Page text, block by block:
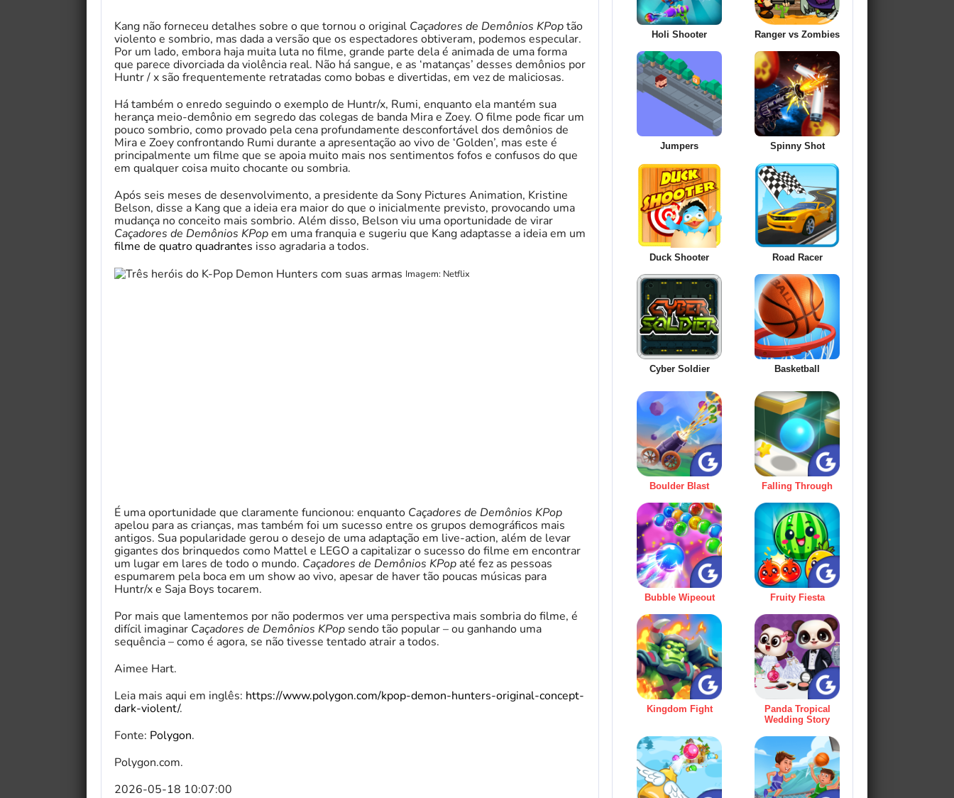
Kang não forneceu detalhes sobre o que tornou o original Caçadores de Demônios KPoptão
violento e sombrio, mas dada a versão que os espectadores obtiveram, podemos especular.
Por um lado, embora haja muita luta no filme, grande parte dela é animada de uma forma
que parece divorciada da violência real. Não há sangue, e as ‘matanças’ desses demônios por
Huntr / x são frequentemente retratadas como bobas e divertidas, em vez de maliciosas.
Há também o enredo seguindo o exemplo de Huntr/x, Rumi, enquanto ela mantém sua
herança meio-demônio em segredo das colegas de banda Mira e Zoey. O filme pode ficar um
pouco sombrio, como provado pela cena profundamente desconfortável dos demônios de
Mira e Zoey confrontando Rumi durante a apresentação ao vivo de ‘Golden’, mas este é
principalmente um filme que se apoia muito mais nos sentimentos fofos e confusos do que
em qualquer coisa muito chocante ou sombria.
Após seis meses de desenvolvimento, a presidente da Sony Pictures Animation, Kristine
Belson, disse a Kang que a ideia era maior do que o inicialmente previsto, provocando uma
mudança no conceito mais sombrio. Além disso, Belson viu uma oportunidade de virar
Caçadores de Demônios KPopem uma franquia e sugeriu que Kang adaptasse a ideia em um
filme de quatro quadrantes isso agradaria a todos.
Imagem: Netflix
É uma oportunidade que claramente funcionou: enquanto Caçadores de Demônios KPop
apelou para as crianças, mas também foi um sucesso entre os grupos demográficos mais
antigos. Sua popularidade gerou o desejo de uma adaptação em live-action, além de levar
gigantes dos brinquedos como Mattel e LEGO a capitalizar o sucesso do filme em encontrar
um lugar em lares de todo o mundo. Caçadores de Demônios KPop até fez as pessoas
espumarem pela boca em um show ao vivo, apesar de haver tão poucas músicas para
Huntr/x e Saja Boys tocarem.
Por mais que lamentemos por não podermos ver uma perspectiva mais sombria do filme, é
difícil imaginar Caçadores de Demônios KPop sendo tão popular – ou ganhando uma
sequência – como é agora, se não tivesse tentado atrair a todos.
Aimee Hart.
Leia mais aqui em inglês: https://www.polygon.com/kpop-demon-hunters-original-concept-
dark-violent/.
Fonte: Polygon.
Polygon.com.
2026-05-18 10:07:00
Holi Shooter Ranger vs Zombies
Jumpers Spinny Shot
Duck Shooter Road Racer
Cyber Soldier Basketball
Boulder Blast Falling Through
Bubble Wipeout Fruity Fiesta
Kingdom Fight
Panda Tropical
Wedding Story